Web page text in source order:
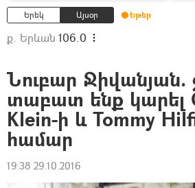
Երեկ Այսօր Եթեր
ք. Երևան 106.0
Նուբար Ջիվանյան.
տաբատ ենք կարել
Klein-ի և Tommy
համար
19:38 29.10.2016